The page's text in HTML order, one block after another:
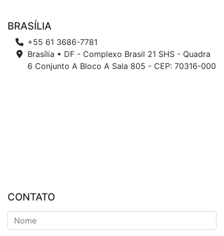
BRASÍLIA
+55 61 3686-7781
Brasília • DF - Complexo Brasil 21 SHS - Quadra
6 Conjunto A Bloco A Sala 805 - CEP: 70316-000
CONTATO